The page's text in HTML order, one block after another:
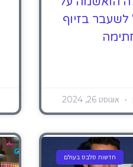
לשעבר בזיוף
אוגוסט 26, 2024
חדשות סלבס בעולם